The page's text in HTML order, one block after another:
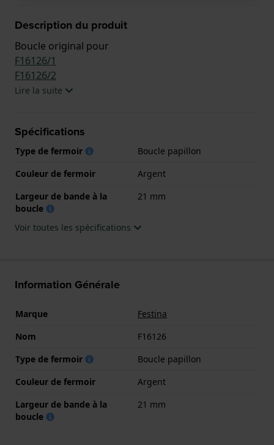
Description du produit
Boucle original pour
F16126/1
F16126/2
Lire la suite
Spécifications
Type de fermoir
Boucle papillon
Couleur de fermoir
Argent
Largeur de bande à la
boucle
21 mm
Voir toutes les spécifications
Information Générale
Marque
Festina
Nom
F16126
Type de fermoir
Boucle papillon
Couleur de fermoir
Argent
Largeur de bande à la
boucle
21 mm